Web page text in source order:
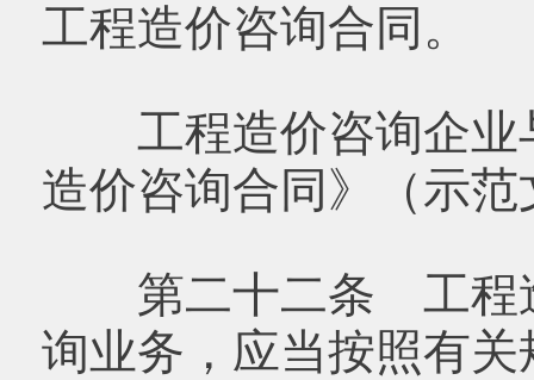
工程造价咨询合同。
工程造价咨询企业
造价咨询合同》（示
第二十二条 工程造
询业务，应当按照有